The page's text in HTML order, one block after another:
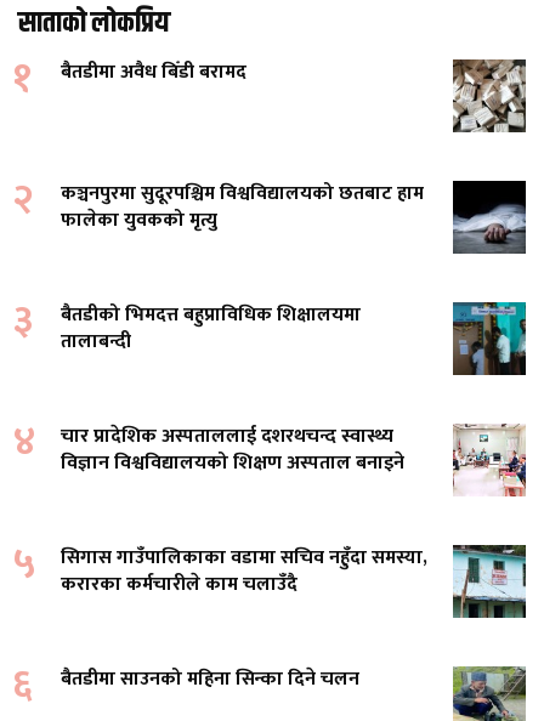
साताको लोकप्रिय
१ बैतडीमा अवैध बिँडी बरामद
२
कञ्चनपुरमा सुदूरपश्चिम विश्वविद्यालयको छतबाट हाम
फालेका युवकको मृत्यु
३
बैतडीको भिमदत्त बहुप्राविधिक शिक्षालयमा
तालाबन्दी
४
चार प्रादेशिक अस्पताललाई दशरथचन्द स्वास्थ्य
विज्ञान विश्वविद्यालयको शिक्षण अस्पताल बनाइने
५
सिगास गाउँपालिकाका वडामा सचिव नहुँदा समस्या,
करारका कर्मचारीले काम चलाउँदै
६ बैतडीमा साउनको महिना सिन्का दिने चलन